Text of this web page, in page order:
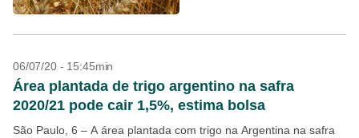
06/07/20 - 15:45min
Área plantada de trigo argentino na safra
2020/21 pode cair 1,5%, estima bolsa
São Paulo, 6 – A área plantada com trigo na Argentina na safra